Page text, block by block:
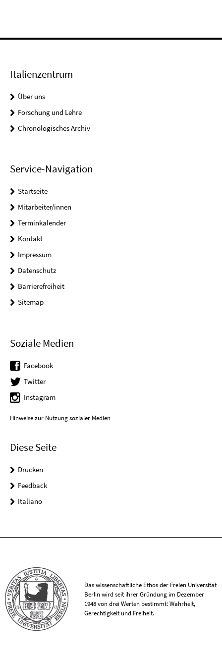
Italienzentrum
Über uns
Forschung und Lehre
Chronologisches Archiv
Service-Navigation
Startseite
Mitarbeiter/innen
Terminkalender
Kontakt
Impressum
Datenschutz
Barrierefreiheit
Sitemap
Soziale Medien
Facebook
Twitter
Instagram
Hinweise zur Nutzung sozialer Medien
Diese Seite
Drucken
Feedback
Italiano
Das wissenschaftliche Ethos der Freien Universität
Berlin wird seit ihrer Gründung im Dezember
1948 von drei Werten bestimmt: Wahrheit,
Gerechtigkeit und Freiheit.